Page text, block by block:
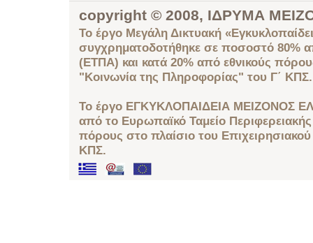
copyright © 2008, ΙΔΡΥΜΑ
Το έργο Μεγάλη Δικτυακή
συγχρηματοδοτήθηκε σε ποσοστό 80%
(ΕΤΠΑ) και κατά 20% από εθνικούς
"Κοινωνία της Πληροφορίας" του Γ΄ ΚΠΣ.
Το έργο ΕΓΚΥΚΛΟΠΑΙΔΕΙΑ ΜΕΙΖΟΝΟΣ
από το Ευρωπαϊκό Ταμείο
πόρους στο πλαίσιο του
ΚΠΣ.